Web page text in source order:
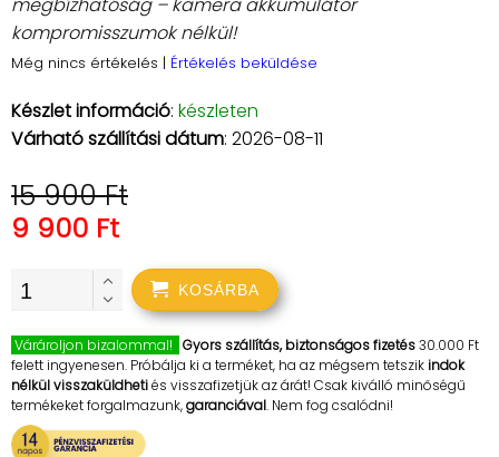
kompromisszumok nélkül!
Még nincs értékelés | Értékelés beküldése
Készlet információ: készleten
Várható szállítási dátum: 2026-08-11
15 900 Ft
9 900 Ft
KOSÁRBA
Várároljon bizalommal! Gyors szállítás, biztonságos fizetés30.000 Ft
felett ingyenesen. Próbálja ki a terméket, ha az mégsem tetszikindok
nélkül visszaküldhetiés visszafizetjük az árát! Csak kiválló minőségű
termékeket forgalmazunk,garanciával. Nem fog csalódni!